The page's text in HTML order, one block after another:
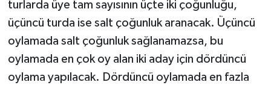
turlarda üye tam sayısının üçte iki çoğunluğu,
üçüncü turda ise salt çoğunluk aranacak. Üçüncü
oylamada salt çoğunluk sağlanamazsa, bu
oylamada en çok oy alan iki aday için dördüncü
oylama yapılacak. Dördüncü oylamada en fazla